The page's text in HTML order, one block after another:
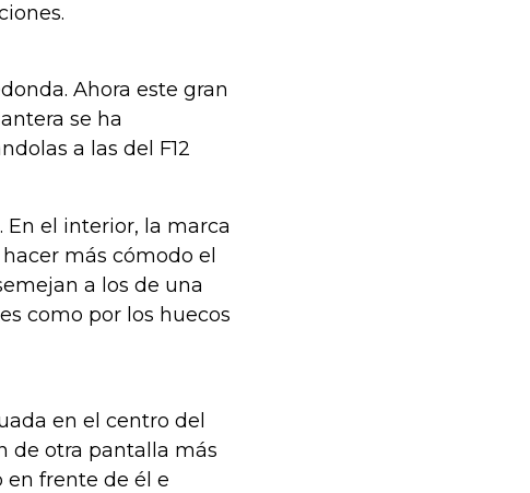
Ahora este gran
se ha
a las del F12
el interior, la marca
más cómodo el
a los de una
como por los huecos
en el centro del
de otra pantalla más
frente de él e